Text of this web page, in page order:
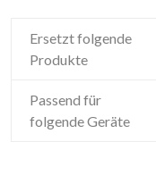
Ersetzt folgende
Produkte
Passend für
folgende Geräte